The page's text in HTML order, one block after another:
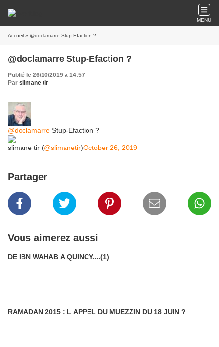
MENU
Accueil » @doclamarre Stup-Efaction ?
@doclamarre Stup-Efaction ?
Publié le 26/10/2019 à 14:57
Par slimane tir
@doclamarre Stup-Efaction ?
slimane tir (@slimanetir)October 26, 2019
Partager
Vous aimerez aussi
DE IBN WAHAB A QUINCY....(1)
RAMADAN 2015 : L APPEL DU MUEZZIN DU 18 JUIN ?